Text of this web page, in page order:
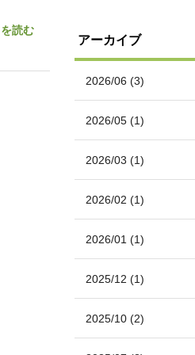
読む
アーカイブ
2026/06 (3)
2026/05 (1)
2026/03 (1)
2026/02 (1)
2026/01 (1)
2025/12 (1)
2025/10 (2)